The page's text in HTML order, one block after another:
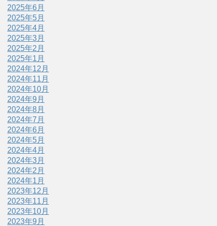
2025年6月
2025年5月
2025年4月
2025年3月
2025年2月
2025年1月
2024年12月
2024年11月
2024年10月
2024年9月
2024年8月
2024年7月
2024年6月
2024年5月
2024年4月
2024年3月
2024年2月
2024年1月
2023年12月
2023年11月
2023年10月
2023年9月